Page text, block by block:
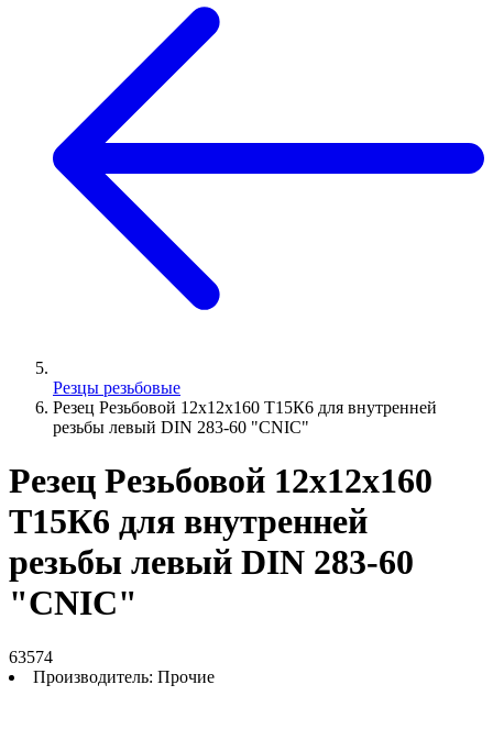
Резцы резьбовые
Резец Резьбовой 12х12х160 Т15К6 для внутренней
резьбы левый DIN 283-60 "CNIC"
Резец Резьбовой 12х12х160
Т15К6 для внутренней
резьбы левый DIN 283-60
"CNIC"
63574
Производитель: Прочие